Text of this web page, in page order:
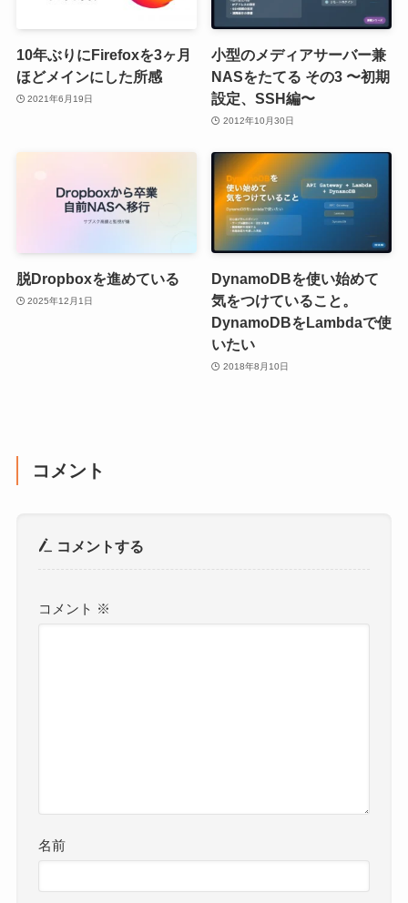
10年ぶりにFirefoxを3ヶ月
ほどメインにした所感
2021年6月19日
小型のメディアサーバー兼
NASをたてる その3 〜初期
設定、SSH編〜
2012年10月30日
脱Dropboxを進めている
2025年12月1日
DynamoDBを使い始めて
気をつけていること。
DynamoDBをLambdaで使
いたい
2018年8月10日
コメント
コメントする
コメント ※
名前